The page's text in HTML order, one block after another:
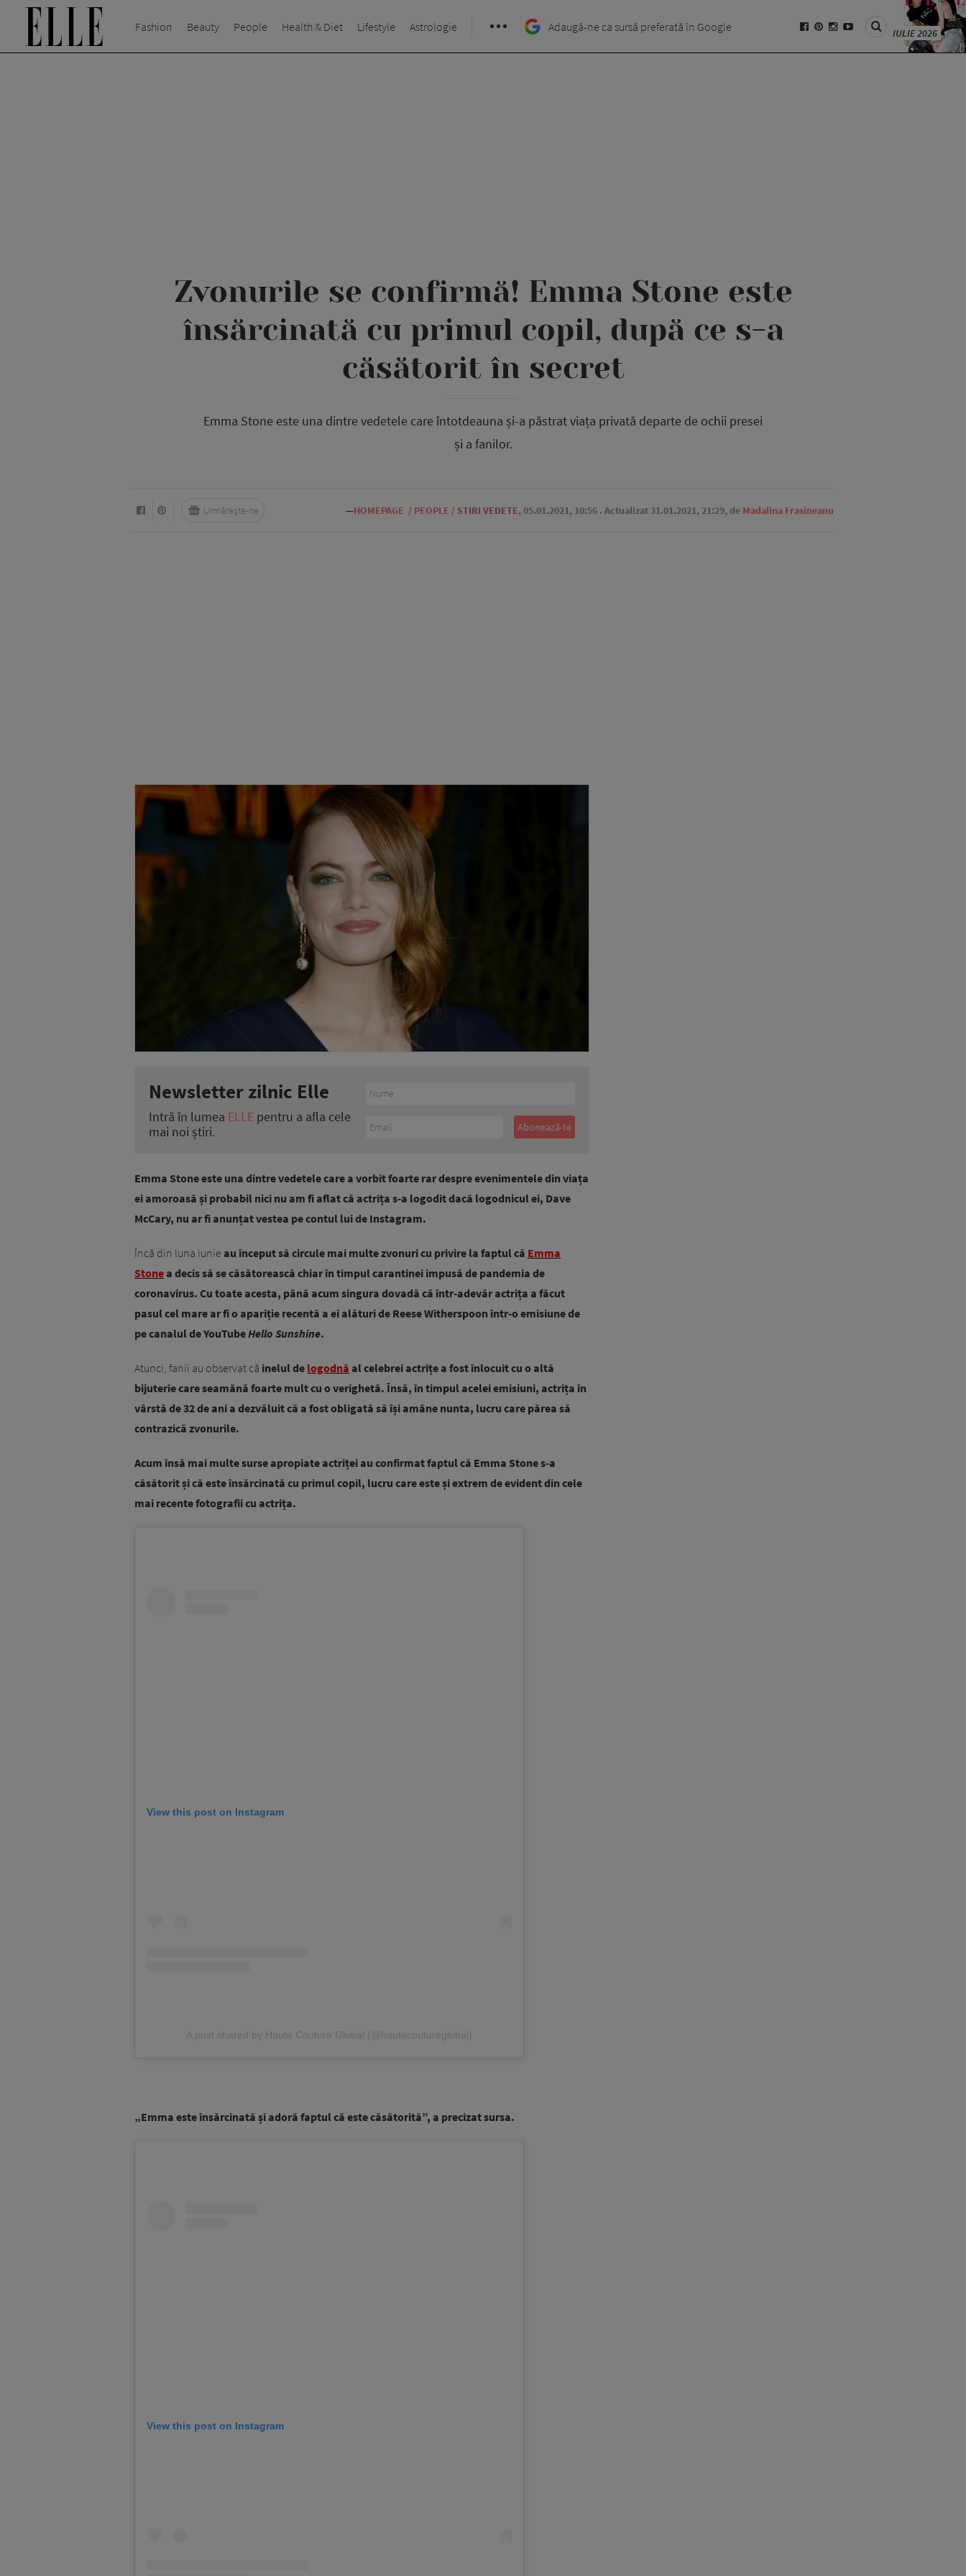
Fashion Beauty People Health & Diet Lifestyle Astrologie Adaugă-ne ca sursă preferată în Google IULIE 2026
Zvonurile se confirmă! Emma Stone este
însărcinată cu primul copil, după ce s-a
căsătorit în secret
Emma Stone este una dintre vedetele care întotdeauna și-a păstrat viața privată departe de ochii presei
și a fanilor.
—HOMEPAGE / PEOPLE / STIRI VEDETE,05.01.2021, 10:56 . Actualizat 31.01.2021, 21:29, de Madalina Frasineanu
Urmărește-ne
Newsletter zilnic Elle
Intră în lumea ELLE pentru a afla cele
mai noi știri.
Emma Stone este una dintre vedetele care a vorbit foarte rar despre evenimentele din viața
ei amoroasă și probabil nici nu am fi aflat că actrița s-a logodit dacă logodnicul ei, Dave
McCary, nu ar fi anunțat vestea pe contul lui de Instagram.
Încă din luna iunie au început să circule mai multe zvonuri cu privire la faptul că Emma
Stone a decis să se căsătorească chiar în timpul carantinei impusă de pandemia de
coronavirus. Cu toate acesta, până acum singura dovadă că într-adevăr actrița a făcut
pasul cel mare ar fi o apariție recentă a ei alături de Reese Witherspoon într-o emisiune de
pe canalul de YouTubeHello Sunshine.
Atunci, fanii au observat că inelul de logodnă al celebrei actrițe a fost înlocuit cu o altă
bijuterie care seamănă foarte mult cu o verighetă. Însă, în timpul acelei emisiuni, actrița în
vârstă de 32 de ani a dezvăluit că a fost obligată să își amâne nunta, lucru care părea să
contrazică zvonurile.
Acum însă mai multe surse apropiate actriței au confirmat faptul că Emma Stone s-a
căsătorit și că este însărcinată cu primul copil, lucru care este și extrem de evident din cele
mai recente fotografii cu actrița.
View this post on Instagram
A post shared by Haute Couture Global (@hautecoutureglobal)
„Emma este însărcinată și adoră faptul că este căsătorită”, a precizat sursa.
View this post on Instagram